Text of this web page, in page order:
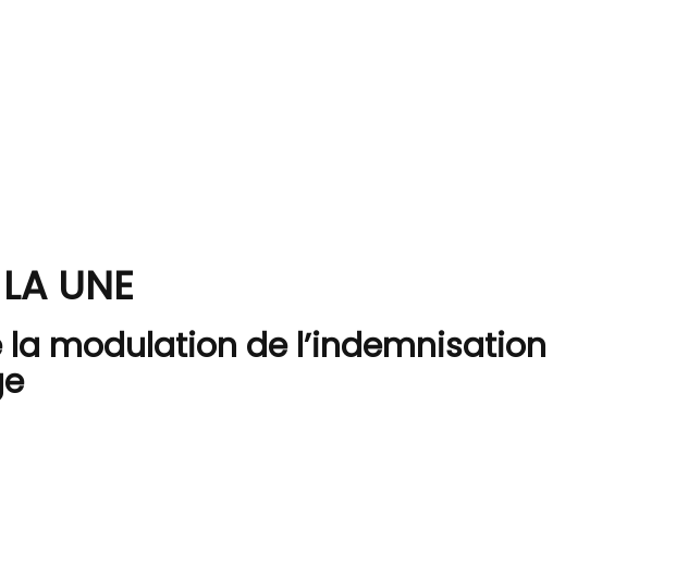
UNE
modulation de l’indemnisation